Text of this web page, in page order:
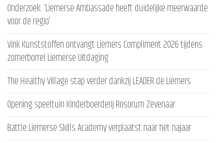
Onderzoek: ‘Liemerse Ambassade heeft duidelijke meerwaarde
voor de regio’
Vink Kunststoffen ontvangt Liemers Compliment 2026 tijdens
zomerborrel Liemerse Uitdaging
The Healthy Village stap verder dankzij LEADER de Liemers
Opening speeltuin Kinderboerderij Rosorum Zevenaar
Battle Liemerse Skills Academy verplaatst naar het najaar